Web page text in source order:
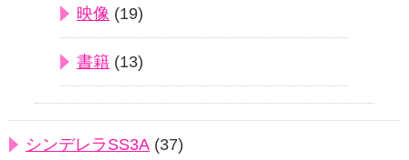
映像 (19)
書籍 (13)
シンデレラSS3A (37)